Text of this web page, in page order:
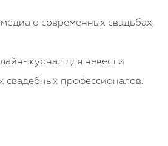
о современных свадьбах,
журнал для невест и
свадебных профессионалов.